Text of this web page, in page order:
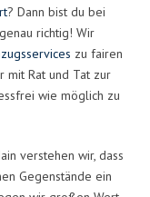
? Dann bist du bei
richtig! Wir
zu fairen
mit Rat und Tat zur
wie möglich zu
verstehen wir, dass
Gegenstände ein